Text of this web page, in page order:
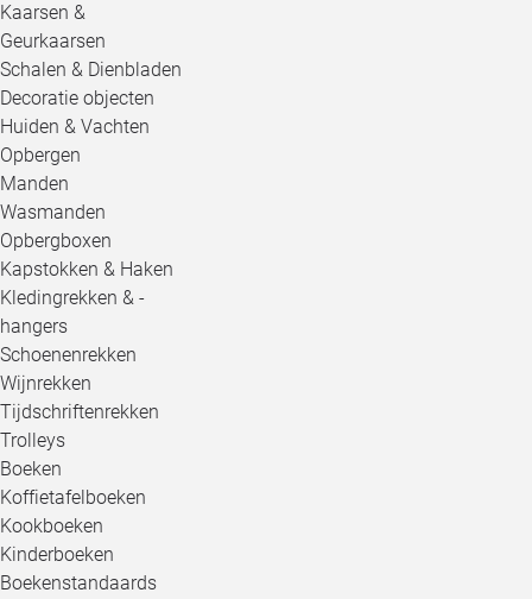
Kaarsen &
Geurkaarsen
Schalen & Dienbladen
Decoratie objecten
Huiden & Vachten
Opbergen
Manden
Wasmanden
Opbergboxen
Kapstokken & Haken
Kledingrekken & -
hangers
Schoenenrekken
Wijnrekken
Tijdschriftenrekken
Trolleys
Boeken
Koffietafelboeken
Kookboeken
Kinderboeken
Boekenstandaards